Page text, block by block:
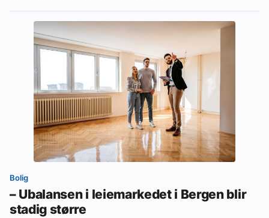
Bolig
– Ubalansen i leiemarkedet i Bergen blir
stadig større